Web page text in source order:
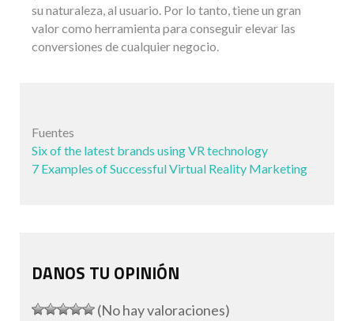
su naturaleza, al usuario. Por lo tanto, tiene un gran
valor como herramienta para conseguir elevar las
conversiones de cualquier negocio.
Fuentes
Six of the latest brands using VR technology
7 Examples of Successful Virtual Reality Marketing
DANOS TU OPINIÓN
(No hay valoraciones)